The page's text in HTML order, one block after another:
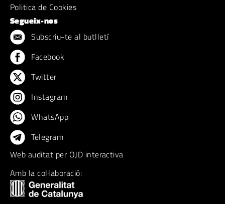
Politica de Cookies
Segueix-nos
Subscriu-te al butlletí
Facebook
Twitter
Instagram
WhatsApp
Telegram
Web auditat per OJD interactiva
Amb la col·laboració: